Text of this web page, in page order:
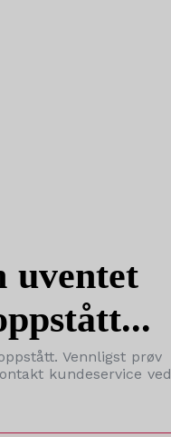
uventet
Vennligst prøv
kundeservice ved